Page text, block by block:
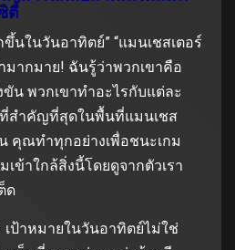
ตี้
นในวันอาทิตย์” “แมนเชสเตอร์
มากมาย! ฉันรู้ว่าพวกเขาคือ
ขัน พวกเขาทำอะไรกับแต่ละ
ที่สำคัญที่สุดในพื้นที่แมนเชส
คุณทำทุกอย่างเพื่อชนะเกม
ข้าใกล้สิ่งนี้โดยดูจากตัวเรา
ด
เป้าหมายในวันอาทิตย์ไม่ใช่